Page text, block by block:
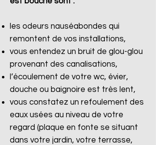
les odeurs nauséabondes qui
remontent de vos installations,
vous entendez un bruit de glou-glou
provenant des canalisations,
l’écoulement de votre wc, évier,
douche ou baignoire est très lent,
vous constatez un refoulement des
eaux usées au niveau de votre
regard (plaque en fonte se situant
dans votre jardin, votre terrasse,